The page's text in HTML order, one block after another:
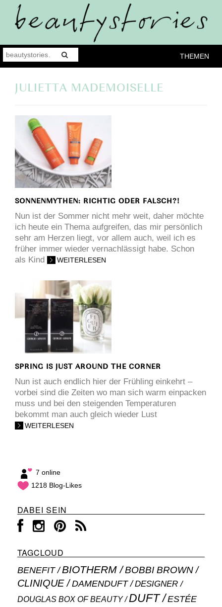
THEMEN
JULIETTA MADEMOISELLE
SONNENMYTHEN: RICHTIG ODER FALSCH?!
Nun ist der Sommer nicht mehr weit, daher möchte
ich heute ein Thema aufgreifen, das mir persönlich
sehr am Herzen liegt, vor allem auch, weil ich es
früher immer wieder vernachlässigt habe. Schon
als Kind
WEITERLESEN
SPRING IS JUST AROUND THE CORNER
Nun ist auch endlich hier der Frühling einkehrt –
vorbei sind die Zeiten wo man sich warm einpacken
muss und bei den steigenden Temperaturen
bekommt man auch gleich wieder Lust
WEITERLESEN
7 online
1218 Blog-Likes
DABEI SEIN
TAGCLOUD
BENEFIT BIOTHERM BOBBI BROWN
CLINIQUE DAMENDUFT DESIGNER
DOUGLAS BOX OF BEAUTY DUFT
ESTÉE